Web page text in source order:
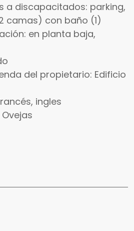
a discapacitados: parking,
camas) con baño (1)
en planta baja,
del propietario: Edificio
ingles